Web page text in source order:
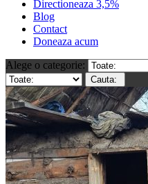
Directioneaza 3,5%
Blog
Contact
Doneaza acum
Alege o categorie: